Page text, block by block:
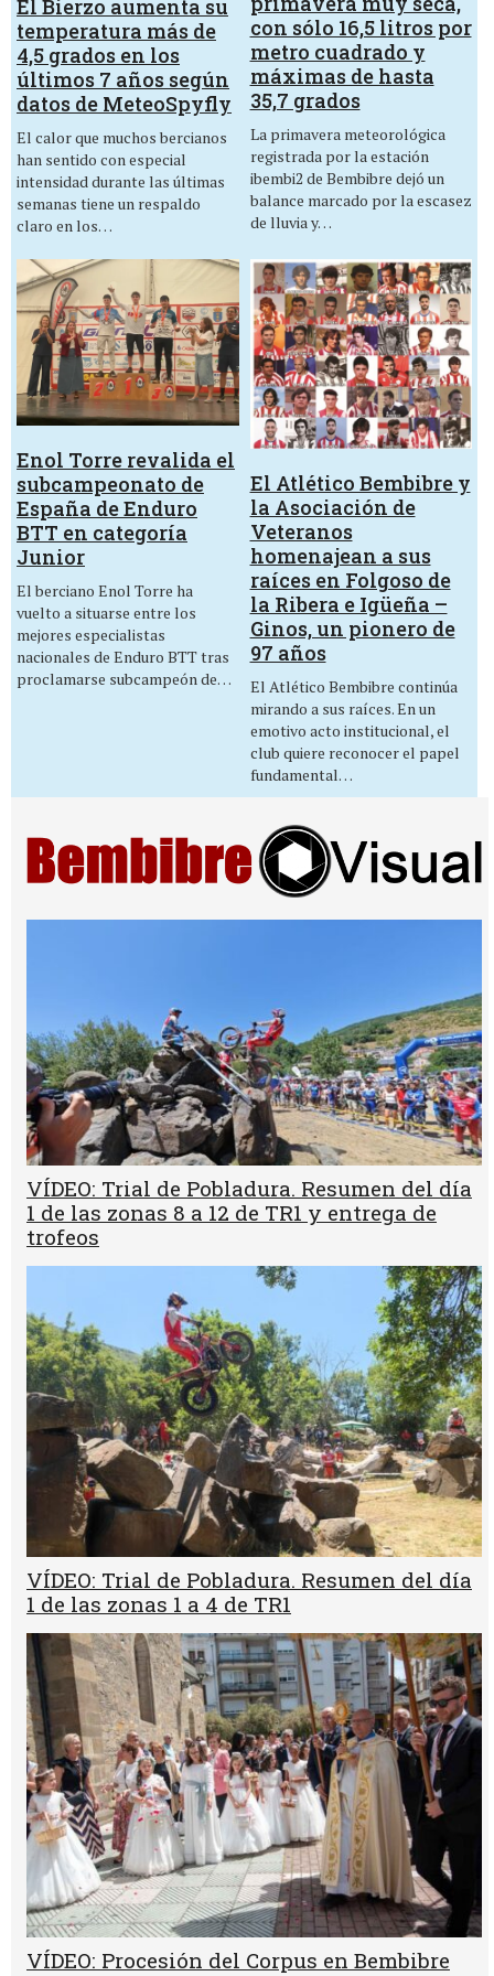
El Bierzo aumenta su
temperatura más de
4,5 grados en los
últimos 7 años según
datos de MeteoSpyfly
El calor que muchos bercianos
han sentido con especial
intensidad durante las últimas
semanas tiene un respaldo
claro en los…
con sólo 16,5 litros por
metro cuadrado y
máximas de hasta
35,7 grados
La primavera meteorológica
registrada por la estación
ibembi2 de Bembibre dejó un
balance marcado por la escasez
de lluvia y…
Enol Torre revalida el
subcampeonato de
España de Enduro
BTT en categoría
Junior
El berciano Enol Torre ha
vuelto a situarse entre los
mejores especialistas
nacionales de Enduro BTT tras
proclamarse subcampeón de…
El Atlético Bembibre y
la Asociación de
Veteranos
homenajean a sus
raíces en Folgoso de
la Ribera e Igüeña –
Ginos, un pionero de
97 años
El Atlético Bembibre continúa
mirando a sus raíces. En un
emotivo acto institucional, el
club quiere reconocer el papel
fundamental…
VÍDEO: Trial de Pobladura. Resumen del día
1 de las zonas 8 a 12 de TR1 y entrega de
trofeos
VÍDEO: Trial de Pobladura. Resumen del día
1 de las zonas 1 a 4 de TR1
VÍDEO: Procesión del Corpus en Bembibre